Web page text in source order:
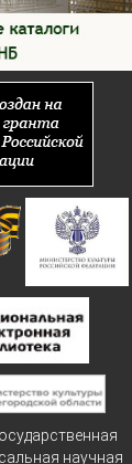
научная